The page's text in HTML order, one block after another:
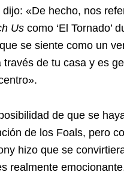
dijo: «De hecho, nos
Us como ‘El Tornado’
se siente como un
través de tu casa y es
de que se
de los Foals, pero
hizo que se
realmente